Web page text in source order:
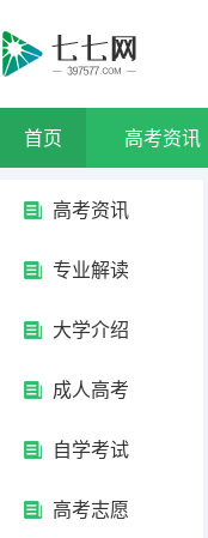
首页 高考资讯
高考资讯
专业解读
大学介绍
成人高考
自学考试
高考志愿